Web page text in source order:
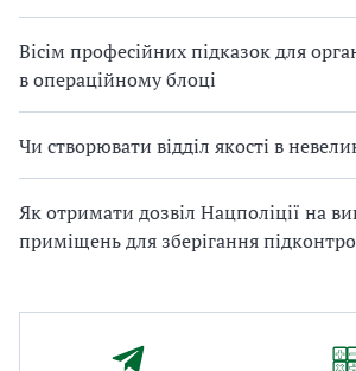
Вісім професійних підказок для
в операційному блоці
Чи створювати відділ якості в
Як отримати дозвіл Нацполіції на
приміщень для зберігання